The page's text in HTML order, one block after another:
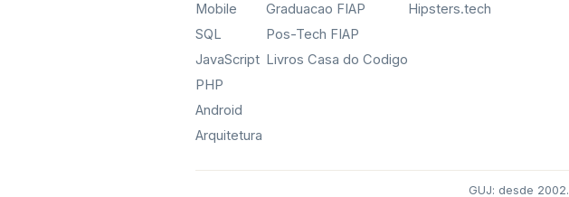
Mobile
SQL
JavaScript
PHP
Android
Arquitetura
Graduacao FIAP
Pos-Tech FIAP
Livros Casa do Codigo
Hipsters.tech
GUJ: desde 2002.